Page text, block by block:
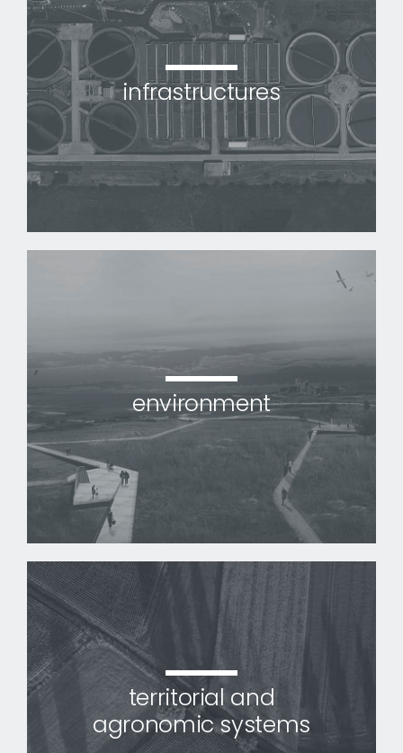
infrastructures
environment
territorial and
agronomic systems